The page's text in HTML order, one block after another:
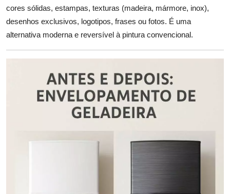
cores sólidas, estampas, texturas (madeira, mármore, inox),
desenhos exclusivos, logotipos, frases ou fotos. É uma
alternativa moderna e reversível à pintura convencional.